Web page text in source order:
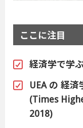
ここに注目
経済学で学
UEA の 経
(Times
2018)